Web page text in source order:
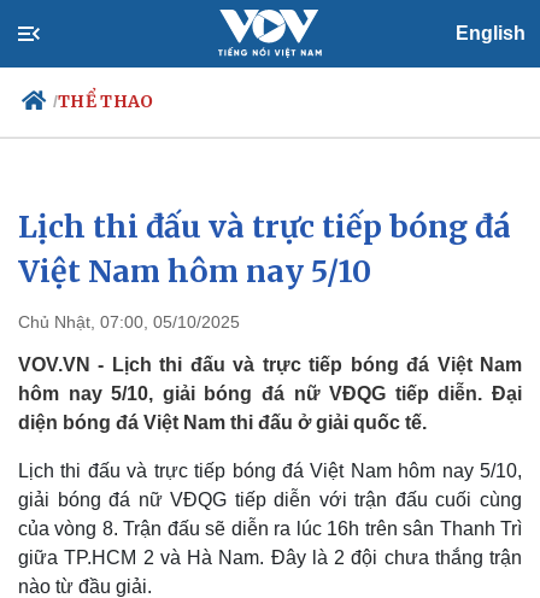
English
/THỂ THAO
Chính trị
Đảng
Tổ chức nhân sự
Nhận diện sự thật
Xã hội
Tin 24h
Dự báo thời tiết
Việc làm
Biển đảo
Lịch thi đấu và trực tiếp bóng đá
Việt Nam hôm nay 5/10
Chủ Nhật, 07:00, 05/10/2025
VOV.VN - Lịch thi đấu và trực tiếp bóng đá Việt Nam
hôm nay 5/10, giải bóng đá nữ VĐQG tiếp diễn. Đại
diện bóng đá Việt Nam thi đấu ở giải quốc tế.
Lịch thi đấu và trực tiếp bóng đá Việt Nam hôm nay 5/10,
giải bóng đá nữ VĐQG tiếp diễn với trận đấu cuối cùng
của vòng 8. Trận đấu sẽ diễn ra lúc 16h trên sân Thanh Trì
giữa TP.HCM 2 và Hà Nam. Đây là 2 đội chưa thắng trận
nào từ đầu giải.